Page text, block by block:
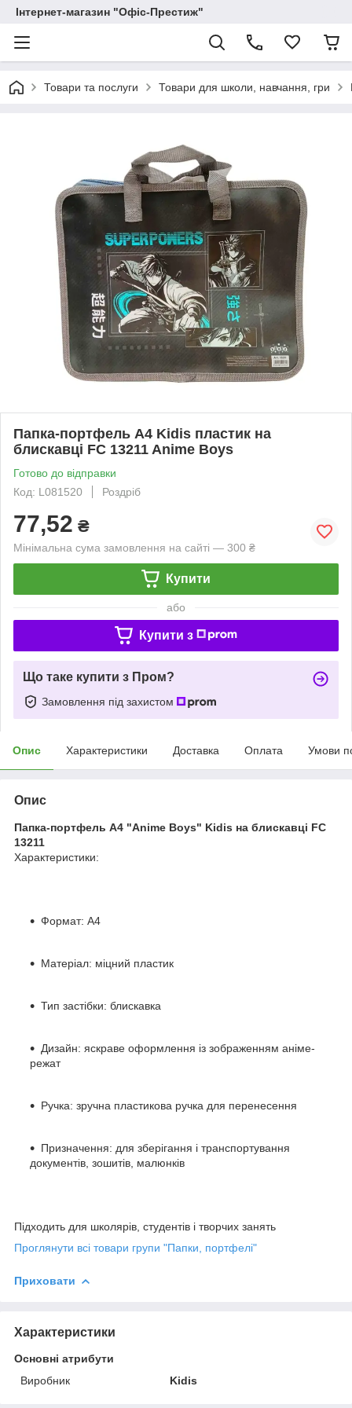
Інтернет-магазин "Офіс-Престиж"
Товари та послуги Товари для школи, навчання, гри
Папка-портфель А4 Kidis пластик на
блискавці FC 13211 Anime Boys
Готово до відправки
Код: L081520
Роздріб
77,52 ₴
Мінімальна сума замовлення на сайті — 300 ₴
Купити
або
Купити з
Що таке купити з Пром?
Замовлення під захистом
Опис Характеристики Доставка Оплата Умови
Опис
Папка-портфель A4 "Anime Boys" Kidis на блискавці FC
13211
Характеристики:
Формат: A4
Матеріал: міцний пластик
Тип застібки: блискавка
Дизайн: яскраве оформлення із зображенням аніме-
режат
Ручка: зручна пластикова ручка для перенесення
Призначення: для зберігання і транспортування
документів, зошитів, малюнків
Підходить для школярів, студентів і творчих занять
Проглянути всі товари групи "Папки, портфелі"
Приховати
Характеристики
Основні атрибути
Виробник
Kidis